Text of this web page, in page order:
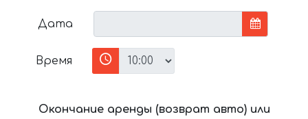
Дата
Время
Окончание аренды (возврат авто) или